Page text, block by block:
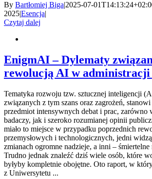
By Bartłomiej Biga|2025-07-
2025|Esencja|
Czytaj dalej
EnigmAI – Dylematy
rewolucją AI w
Tematyka rozwoju tzw. sztucznej inteligencji
związanych z tym szans oraz zagrożeń, stanowi
przedmiot intensywnych debat i prac, zarówno
badaczy, jak i szeroko rozumianej opinii
miało to miejsce w przypadku poprzednich
przemysłowych i technologicznych, jedni
zmianach ogromne nadzieje, a inni – śmiertelne
Trudno jednak znaleźć dziś wiele osób, które
byłyby kompletnie obojętne. Oto raport, w
z Uniwersytetu ...